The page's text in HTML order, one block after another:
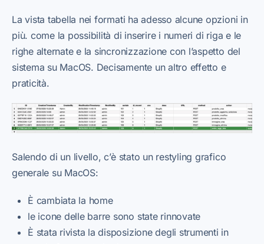
La vista tabella nei formati ha adesso alcune opzioni in
più. come la possibilità di inserire i numeri di riga e le
righe alternate e la sincronizzazione con l’aspetto del
sistema su MacOS. Decisamente un altro effetto e
praticità.
Salendo di un livello, c’è stato un restyling grafico
generale su MacOS:
È cambiata la home
le icone delle barre sono state rinnovate
È stata rivista la disposizione degli strumenti in